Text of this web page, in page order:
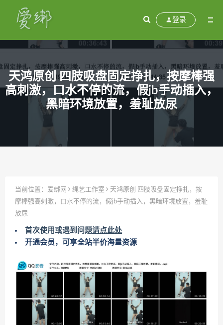
登录
天鸿原创 四肢吸盘固定挣扎，按摩棒强
高刺激，口水不停的流，假jb手动插入，
黑暗环境放置，羞耻放尿
当前位置： 爱绑网 绳艺工作室
天鸿原创 四肢吸盘固定挣扎，按
摩棒强高刺激，口水不停的流，假jb手动插入，黑暗环境放置，羞耻
放尿
首次使用或遇到问题请点此处
开通会员，可享全站半价海量资源